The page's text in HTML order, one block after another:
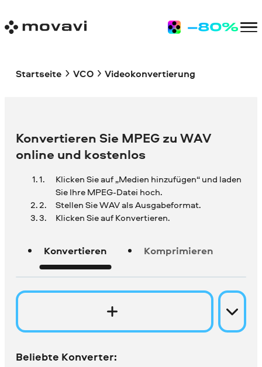
Startseite VCO Videokonvertierung
Konvertieren Sie MPEG zu WAV
online und kostenlos
Klicken Sie auf „Medien hinzufügen“ und laden
Sie IhreMPEG-Datei hoch.
Stellen Sie WAV als Ausgabeformat.
Klicken Sie auf Konvertieren.
Konvertieren Komprimieren
Beliebte Konverter: